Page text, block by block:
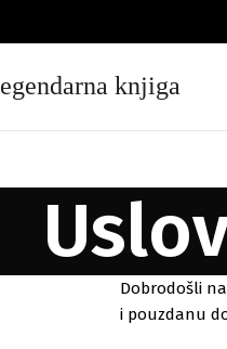
Dobrodošli
i pouzdanu